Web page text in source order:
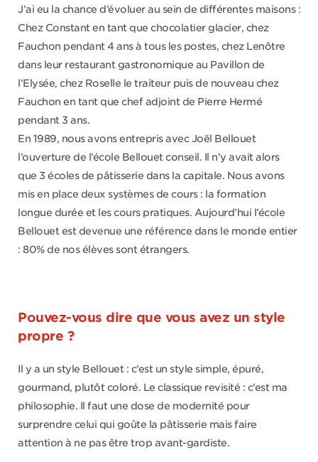
J’ai eu la chance d’évoluer au sein de différentes maisons :
Chez Constant en tant que chocolatier glacier, chez
Fauchon pendant 4 ans à tous les postes, chez Lenôtre
dans leur restaurant gastronomique au Pavillon de
l’Elysée, chez Roselle le traiteur puis de nouveau chez
Fauchon en tant que chef adjoint de Pierre Hermé
pendant 3 ans.
En 1989, nous avons entrepris avec Joël Bellouet
l’ouverture de l’école Bellouet conseil. Il n’y avait alors
que 3 écoles de pâtisserie dans la capitale. Nous avons
mis en place deux systèmes de cours : la formation
longue durée et les cours pratiques. Aujourd’hui l’école
Bellouet est devenue une référence dans le monde entier
: 80% de nos élèves sont étrangers.
Pouvez-vous dire que vous avez un style
propre ?
Il y a un style Bellouet : c’est un style simple, épuré,
gourmand, plutôt coloré. Le classique revisité : c’est ma
philosophie. Il faut une dose de modernité pour
surprendre celui qui goûte la pâtisserie mais faire
attention à ne pas être trop avant-gardiste.